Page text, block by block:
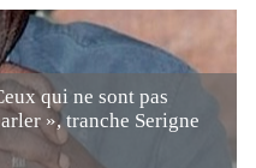
qui ne sont pas
», tranche Serigne